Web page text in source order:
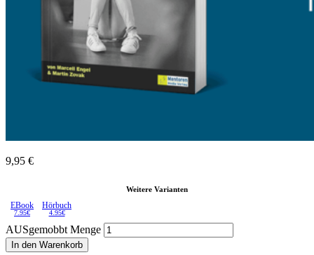
9,95 €
Weitere Varianten
EBook
7.95€
Hörbuch
4.95€
AUSgemobbt Menge
In den Warenkorb